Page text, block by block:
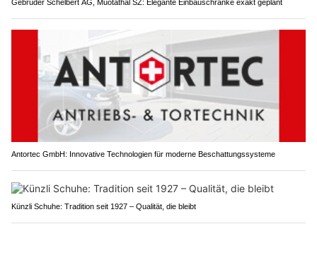
Gebrüder Schelbert AG, Muotathal SZ: Elegante Einbauschränke exakt geplant
Antortec GmbH: Innovative Technologien für moderne Beschattungssysteme
Künzli Schuhe: Tradition seit 1927 – Qualität, die bleibt